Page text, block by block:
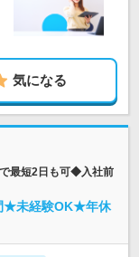
気になる
最短2日も可◆入社前
★未経験OK★年休